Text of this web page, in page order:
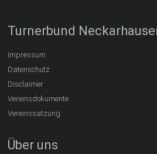
Turnerbund
Impressum
Datenschutz
Disclaimer
Vereinsdokumente
Vereinssatzung
Über uns